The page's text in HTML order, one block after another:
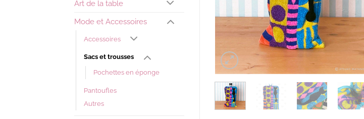
Art de la table
Mode et Accessoires
Accessoires
Sacs et trousses
Pochettes en éponge
Pantoufles
Autres